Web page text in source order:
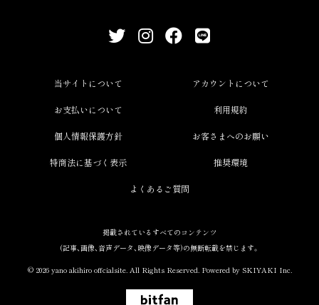
当サイトについて アカウントについて
お支払いについて 利用規約
個人情報保護方針 お客さまへのお願い
特商法に基づく表示 推奨環境
よくあるご質問
掲載されているすべてのコンテンツ
(記事、画像、音声データ、映像データ等)の無断転載を禁じます。
© 2026 yano akihiro offcialsite. All Rights Reserved. Powered by SKIYAKI Inc.